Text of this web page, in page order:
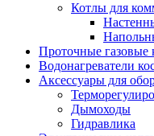
Котлы для
Проточные газовые
Водонагреватели
Аксессуары для
Дымоходы
Гидравлика